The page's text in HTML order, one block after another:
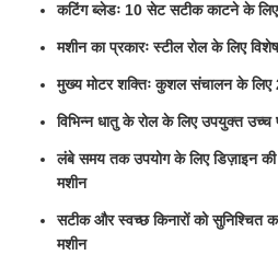
कटिंग ब्लेडः 10 सेट सटीक काटने के
मशीन का प्रकारः स्टील रोल के लिए
मुख्य मोटर शक्तिः कुशल संचालन के
विभिन्न धातु के रोल के लिए उपयुक्त उच्च
लंबे समय तक उपयोग के लिए डिज़ाइन की
मशीन
सटीक और स्वच्छ किनारों को सुनिश्चित
मशीन